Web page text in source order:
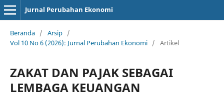
Jurnal Perubahan Ekonomi
Beranda / Arsip /
Vol 10 No 6 (2026): Jurnal Perubahan Ekonomi / Artikel
ZAKAT DAN PAJAK SEBAGAI
LEMBAGA KEUANGAN